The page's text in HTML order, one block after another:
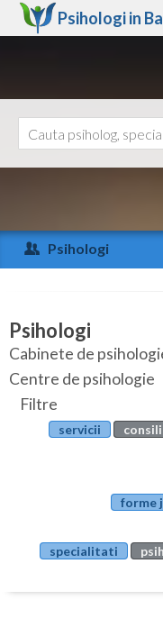
Psihologi in
Arad
Arges
Bihor
Bistrita-Nasaud
Botosani
Buzau
Calarasi
Psihologi
Specialitati
Servicii
Articole
Evenimente
Psihologi
Cabinete de
Centre de psihologie
Filtre
servicii
forme
specialitati